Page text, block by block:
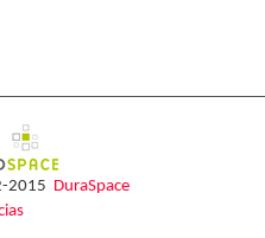
2015 DuraSpace